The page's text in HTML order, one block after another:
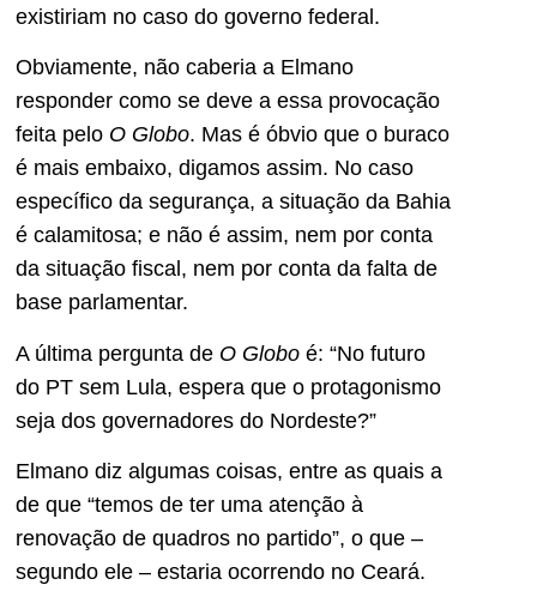
existiriam no caso do governo federal.
Obviamente, não caberia a Elmano
responder como se deve a essa provocação
feita pelo O Globo. Mas é óbvio que o buraco
é mais embaixo, digamos assim. No caso
específico da segurança, a situação da Bahia
é calamitosa; e não é assim, nem por conta
da situação fiscal, nem por conta da falta de
base parlamentar.
A última pergunta de O Globo é: “No futuro
do PT sem Lula, espera que o protagonismo
seja dos governadores do Nordeste?”
Elmano diz algumas coisas, entre as quais a
de que “temos de ter uma atenção à
renovação de quadros no partido”, o que –
segundo ele – estaria ocorrendo no Ceará.